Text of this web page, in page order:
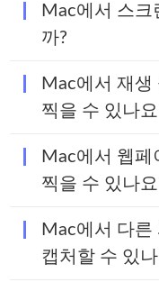
Mac에서 스크
까?
Mac에서 재생
찍을 수 있나요
Mac에서 웹페
찍을 수 있나요
Mac에서 다른
캡처할 수 있